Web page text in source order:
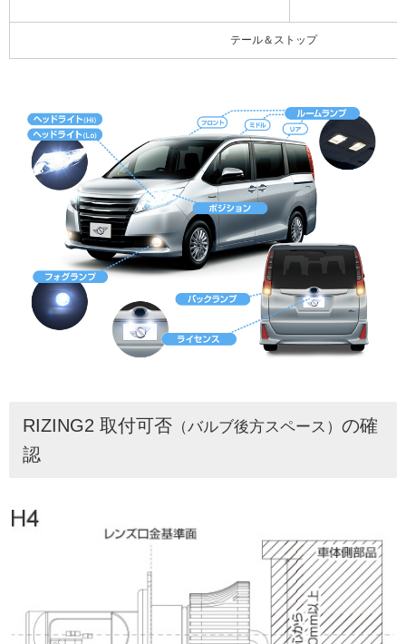
テール＆ストップ
RIZING2 取付可否 （バルブ後方スペース） の確
認